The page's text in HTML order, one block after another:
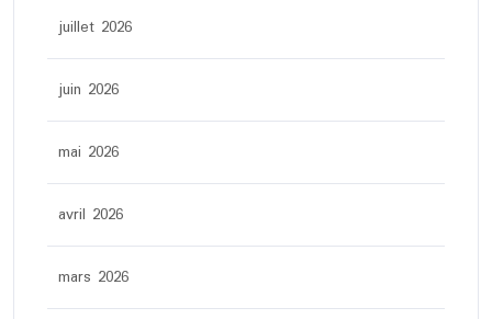
juillet 2026
juin 2026
mai 2026
avril 2026
mars 2026